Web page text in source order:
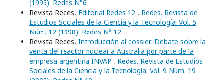
(1996): Redes N°6
Revista Redes, Editorial Redes 12 , Redes. Revista de
Estudios Sociales de la Ciencia y la Tecnología: Vol. 5
Núm. 12 (1998): Redes N° 12
Revista Redes, Introducción al dossier: Debate sobre la
venta del reactor nuclear a Australia por parte de la
empresa argentina INVAP , Redes. Revista de Estudios
Sociales de la Ciencia y la Tecnología: Vol. 9 Núm. 19